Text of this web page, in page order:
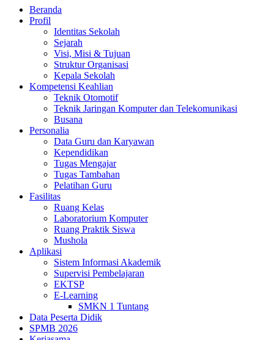
Beranda
Profil
Identitas Sekolah
Sejarah
Visi, Misi & Tujuan
Struktur Organisasi
Kepala Sekolah
Kompetensi Keahlian
Teknik Otomotif
Teknik Jaringan Komputer dan Telekomunikasi
Busana
Personalia
Data Guru dan Karyawan
Kependidikan
Tugas Mengajar
Tugas Tambahan
Pelatihan Guru
Fasilitas
Ruang Kelas
Laboratorium Komputer
Ruang Praktik Siswa
Mushola
Aplikasi
Sistem Informasi Akademik
Supervisi Pembelajaran
EKTSP
E-Learning
SMKN 1 Tuntang
Data Peserta Didik
SPMB 2026